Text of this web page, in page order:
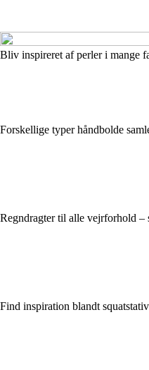
Bliv inspireret af perler i mange
Forskellige typer håndbolde
Regndragter til alle vejrforhold –
Find inspiration blandt